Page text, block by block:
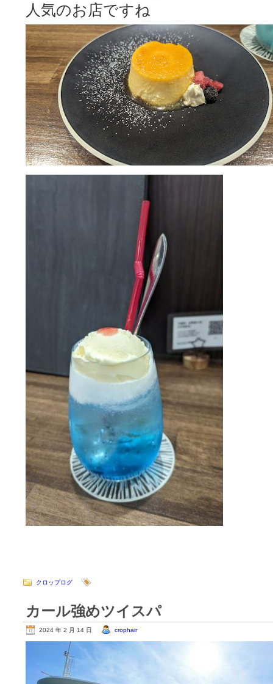
人気のお店ですね
クロップログ
カール強めツイスパ
2024 年 2 月 14 日 crophair